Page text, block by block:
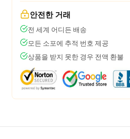
안전한 거래
전 세계 어디든 배송
모든 소포에 추적 번호 제공
상품을 받지 못한 경우 전액 환불